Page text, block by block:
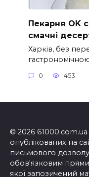
Пекарня OK
смачні
Харків, без
0 453
© 2026 61000.com.ua
опублікованих на
письмового
обов'язковим
якої запозичений